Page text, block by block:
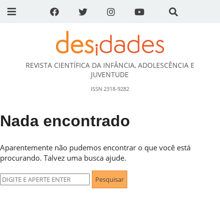
DESidades
REVISTA CIENTÍFICA DA INFÂNCIA, ADOLESCÊNCIA E
JUVENTUDE
ISSN 2318-9282
Nada encontrado
Aparentemente não pudemos encontrar o que você está
procurando. Talvez uma busca ajude.
Pesquisar
por: